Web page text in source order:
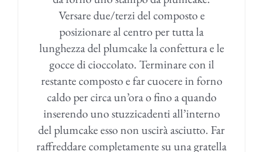
Versare due/terzi del composto e
posizionare al centro per tutta la
lunghezza del plumcake la confettura e le
gocce di cioccolato. Terminare con il
restante composto e far cuocere in forno
caldo per circa un’ora o fino a quando
inserendo uno stuzzicadenti all’interno
del plumcake esso non uscirà asciutto. Far
raffreddare completamente su una gratella